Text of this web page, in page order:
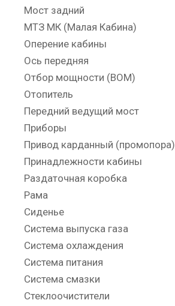
Мост задний
МТЗ МК (Малая Кабина)
Оперение кабины
Ось передняя
Отбор мощности (ВОМ)
Отопитель
Передний ведущий мост
Приборы
Привод карданный (промопора)
Принадлежности кабины
Раздаточная коробка
Рама
Сиденье
Система выпуска газа
Система охлаждения
Система питания
Система смазки
Стеклоочистители